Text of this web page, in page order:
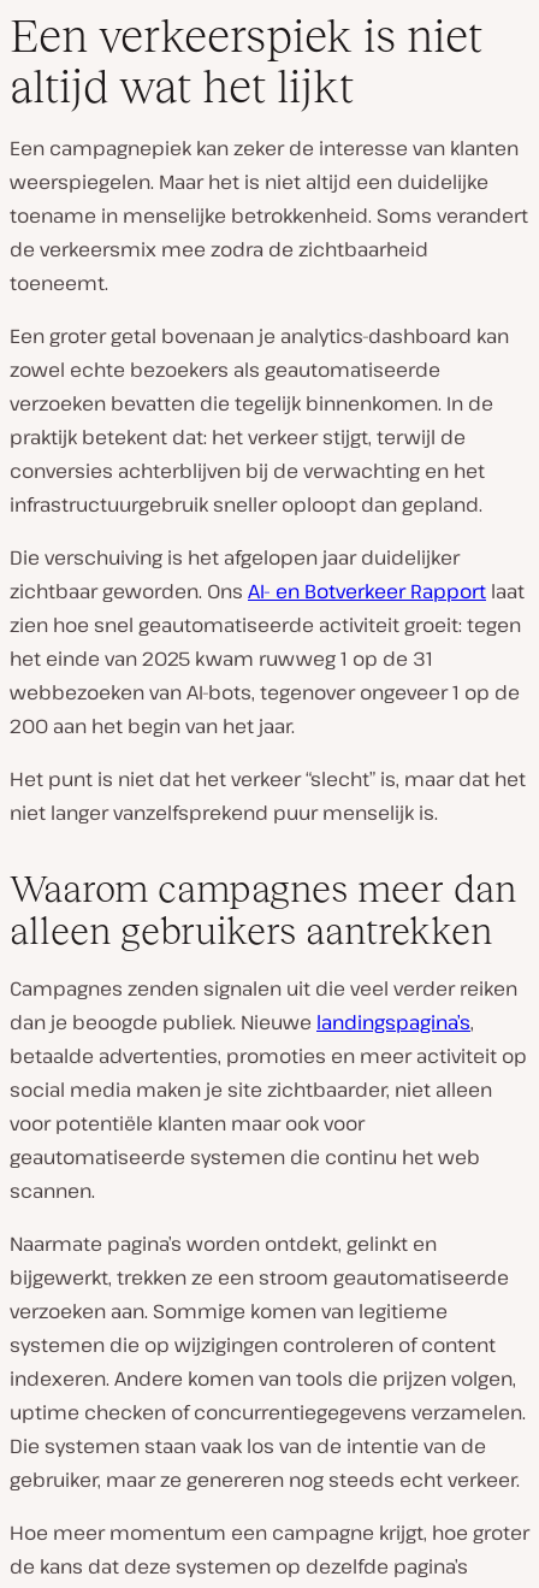
Een verkeerspiek is niet
altijd wat het lijkt
Een campagnepiek kan zeker de interesse van klanten
weerspiegelen. Maar het is niet altijd een duidelijke
toename in menselijke betrokkenheid. Soms verandert
de verkeersmix mee zodra de zichtbaarheid
toeneemt.
Een groter getal bovenaan je analytics-dashboard kan
zowel echte bezoekers als geautomatiseerde
verzoeken bevatten die tegelijk binnenkomen. In de
praktijk betekent dat: het verkeer stijgt, terwijl de
conversies achterblijven bij de verwachting en het
infrastructuurgebruik sneller oploopt dan gepland.
Die verschuiving is het afgelopen jaar duidelijker
zichtbaar geworden. Ons AI- en Botverkeer Rapport laat
zien hoe snel geautomatiseerde activiteit groeit: tegen
het einde van 2025 kwam ruwweg 1 op de 31
webbezoeken van AI-bots, tegenover ongeveer 1 op de
200 aan het begin van het jaar.
Het punt is niet dat het verkeer “slecht” is, maar dat het
niet langer vanzelfsprekend puur menselijk is.
Waarom campagnes meer dan
alleen gebruikers aantrekken
Campagnes zenden signalen uit die veel verder reiken
dan je beoogde publiek. Nieuwe landingspagina’s,
betaalde advertenties, promoties en meer activiteit op
social media maken je site zichtbaarder, niet alleen
voor potentiële klanten maar ook voor
geautomatiseerde systemen die continu het web
scannen.
Naarmate pagina’s worden ontdekt, gelinkt en
bijgewerkt, trekken ze een stroom geautomatiseerde
verzoeken aan. Sommige komen van legitieme
systemen die op wijzigingen controleren of content
indexeren. Andere komen van tools die prijzen volgen,
uptime checken of concurrentiegegevens verzamelen.
Die systemen staan vaak los van de intentie van de
gebruiker, maar ze genereren nog steeds echt verkeer.
Hoe meer momentum een campagne krijgt, hoe groter
de kans dat deze systemen op dezelfde pagina’s